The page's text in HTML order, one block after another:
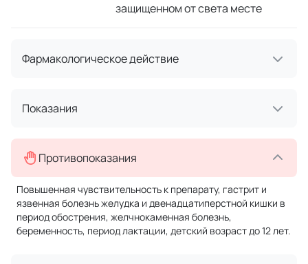
защищенном от света месте
Фармакологическое действие
Показания
Противопоказания
Повышенная чувствительность к препарату, гастрит и
язвенная болезнь желудка и двенадцатиперстной кишки в
период обострения, желчнокаменная болезнь,
беременность, период лактации, детский возраст до 12 лет.